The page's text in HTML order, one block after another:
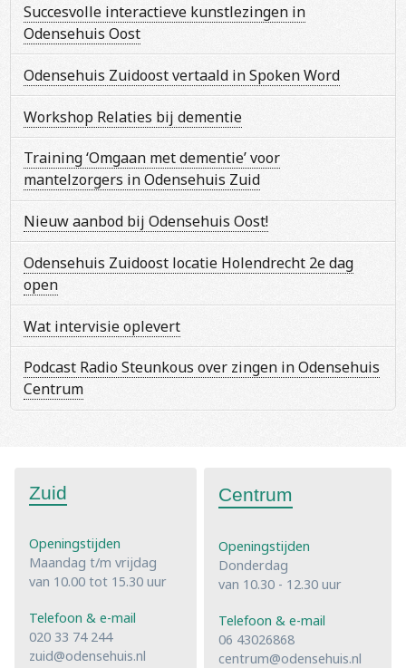
Succesvolle interactieve kunstlezingen in
Odensehuis Oost
Odensehuis Zuidoost vertaald in Spoken Word
Workshop Relaties bij dementie
Training ‘Omgaan met dementie’ voor
mantelzorgers in Odensehuis Zuid
Nieuw aanbod bij Odensehuis Oost!
Odensehuis Zuidoost locatie Holendrecht 2e dag
open
Wat intervisie oplevert
Podcast Radio Steunkous over zingen in Odensehuis
Centrum
Zuid
Openingstijden
Maandag t/m vrijdag
van 10.00 tot 15.30 uur
Telefoon & e-mail
020 33 74 244
zuid@odensehuis.nl
Centrum
Openingstijden
Donderdag
van 10.30 - 12.30 uur
Telefoon & e-mail
06 43026868
centrum@odensehuis.nl